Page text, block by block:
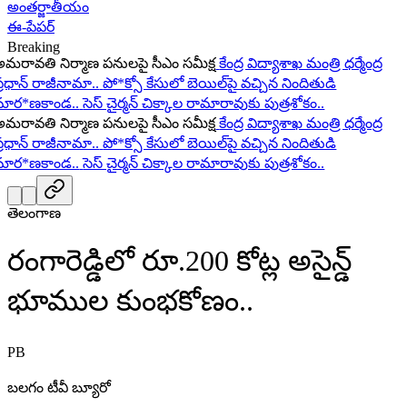
అంతర్జాతీయం
ఈ-పేపర్
Breaking
నిర్మాణ పనులపై సీఎం సమీక్ష కేంద్ర విద్యాశాఖ మంత్రి ధర్మేంద్ర
రాజీనామా.. పో*క్సో కేసులో బెయిల్‌పై వచ్చిన నిందితుడి
సెస్ చైర్మన్ చిక్కాల రామారావుకు పుత్రశోకం..
నిర్మాణ పనులపై సీఎం సమీక్ష కేంద్ర విద్యాశాఖ మంత్రి ధర్మేంద్ర
రాజీనామా.. పో*క్సో కేసులో బెయిల్‌పై వచ్చిన నిందితుడి
సెస్ చైర్మన్ చిక్కాల రామారావుకు పుత్రశోకం..
తెలంగాణ
రంగారెడ్డిలో రూ.200 కోట్ల అసైన్డ్
భూముల కుంభకోణం..
PB
బలగం టీవీ బ్యూరో